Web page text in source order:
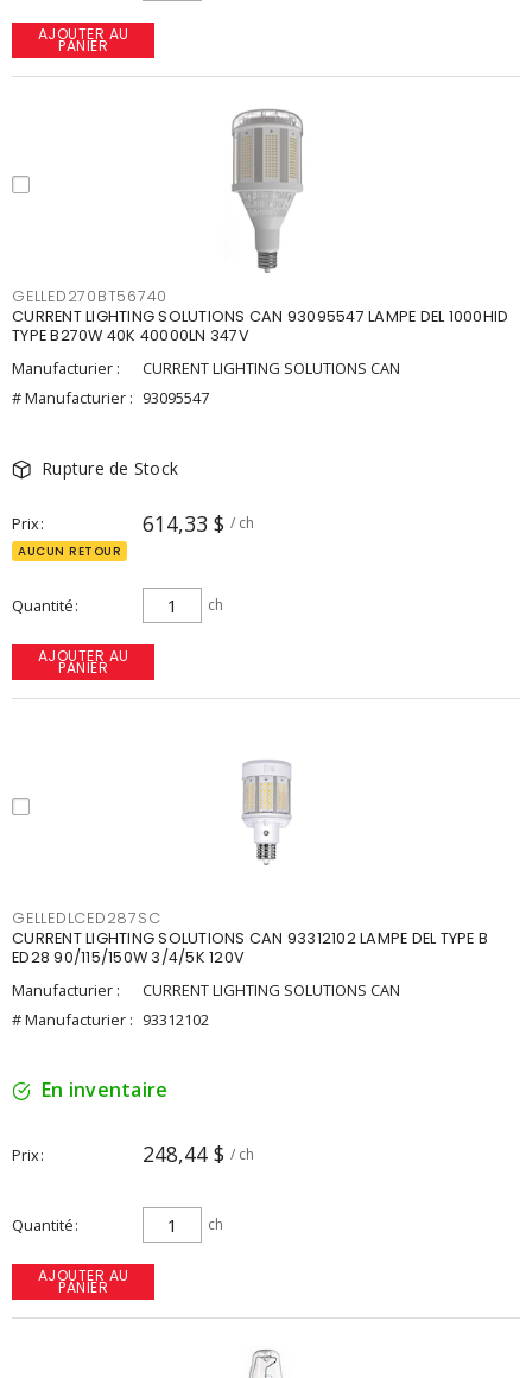
AJOUTER AU
PANIER
GELLED270BT56740
CURRENT LIGHTING SOLUTIONS CAN 93095547 LAMPE DEL 1000HID
TYPE B270W 40K 40000LN 347V
Manufacturier :
CURRENT LIGHTING SOLUTIONS CAN
# Manufacturier : 93095547
Rupture de Stock
Prix 614,33 $ / ch
AUCUN RETOUR
Quantité ch
AJOUTER AU
PANIER
GELLEDLCED287SC
CURRENT LIGHTING SOLUTIONS CAN 93312102 LAMPE DEL TYPE B
ED28 90/115/150W 3/4/5K 120V
Manufacturier :
CURRENT LIGHTING SOLUTIONS CAN
# Manufacturier : 93312102
En inventaire
Prix 248,44 $ / ch
Quantité ch
AJOUTER AU
PANIER